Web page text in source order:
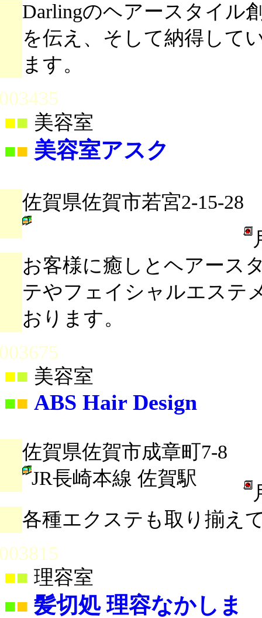
Darlingのヘアースタイル
を伝え、そして納得して
ます。
■ 美容室
■■ 美容室アスク
佐賀県佐賀市若宮2-15-28
お客様に癒しとヘアース
テやフェイシャルエステ
おります。
■ 美容室
■■ ABS Hair Design
佐賀県佐賀市成章町7-8
JR長崎本線 佐賀駅
各種エクステも取り揃え
■ 理容室
■■ 髪切処 理容なかしま